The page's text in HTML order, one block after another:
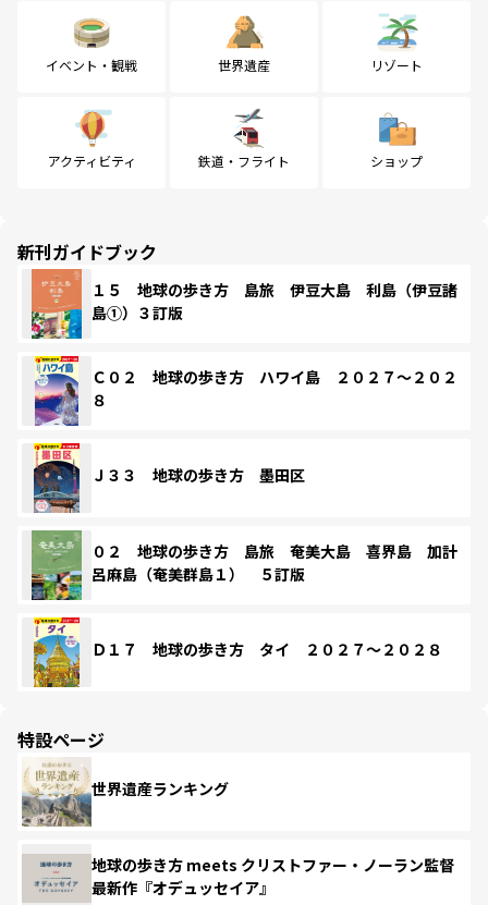
イベント・観戦 世界遺産 リゾート
アクティビティ 鉄道・フライト ショップ
新刊ガイドブック
１５ 地球の歩き方 島旅 伊豆大島 利島（伊豆諸
島①）３訂版
Ｃ０２ 地球の歩き方 ハワイ島 ２０２７～２０２
８
Ｊ３３ 地球の歩き方 墨田区
０２ 地球の歩き方 島旅 奄美大島 喜界島 加計
呂麻島（奄美群島１） ５訂版
Ｄ１７ 地球の歩き方 タイ ２０２７～２０２８
特設ページ
世界遺産ランキング
地球の歩き方 meets クリストファー・ノーラン監督
最新作『オデュッセイア』